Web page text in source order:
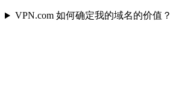
VPN.com 如何确定我的域名的价值？